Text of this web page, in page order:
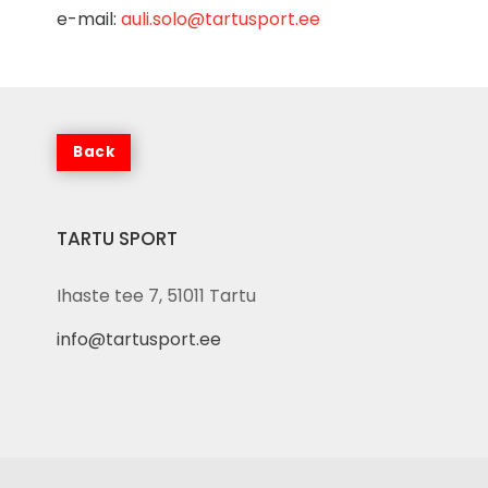
e-mail: auli.solo@tartusport.ee
TARTU SPORT
Ihaste tee 7, 51011 Tartu
info@tartusport.ee